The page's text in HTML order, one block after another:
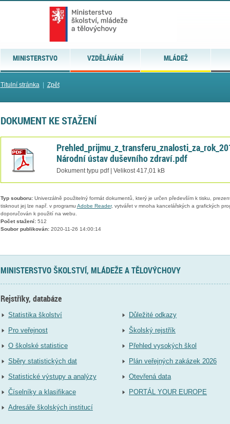
MINISTERSTVO VZDĚLÁVÁNÍ MLÁDEŽ
Titulní stránka| Zpět
DOKUMENT KE STAŽENÍ
Národní ústav duševního zdraví.pdf
Dokument typu pdf | Velikost 417,01 kB
Typ souboru:Univerzálně použitelný formát dokumentů, který je určen především k tisku,
tisknout jej lze např. v programu Adobe Reader, vytvářet v mnoha kancelářských a grafických
doporučován k použití na webu.
Počet stažení:512
Soubor publikován:2020-11-26 14:00:14
MINISTERSTVO ŠKOLSTVÍ, MLÁDEŽE A TĚLOVÝCHOVY
Rejstříky, databáze
Statistika školství
Pro veřejnost
O školské statistice
Sběry statistických dat
Statistické výstupy a analýzy
Číselníky a klasifikace
Adresáře školských institucí
Důležité odkazy
Školský rejstřík
Přehled vysokých škol
Plán veřejných zakázek 2026
Otevřená data
PORTÁL YOUR EUROPE